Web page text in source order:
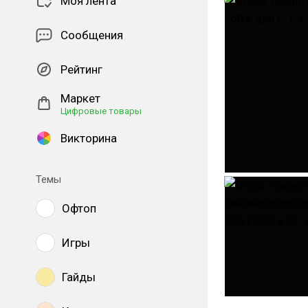
Сообщения
Рейтинг
Маркет
Цифровые товары
Викторина
Темы
Офтоп
Игры
Гайды